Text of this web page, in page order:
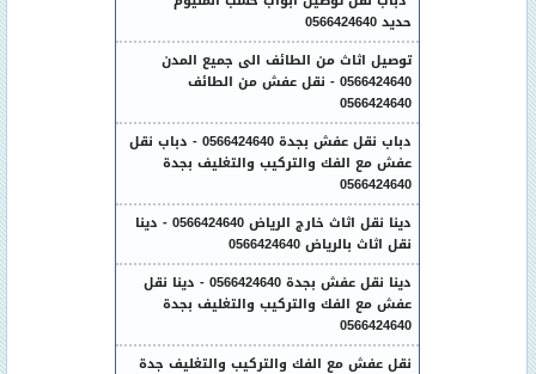
حديد 0566424640
توصيل اثاث من الطائف الى جميع المدن
0566424640 - نقل عفش من الطائف
0566424640
دباب نقل عفش بجدة 0566424640 - دباب نقل
عفش مع الفك والتركيب والتغليف بجدة
0566424640
دينا نقل اثاث خارج الرياض 0566424640 - دينا
نقل اثاث بالرياض 0566424640
دينا نقل عفش بجدة 0566424640 - دينا نقل
عفش مع الفك والتركيب والتغليف بجدة
0566424640
نقل عفش مع الفك والتركيب والتغليف جدة